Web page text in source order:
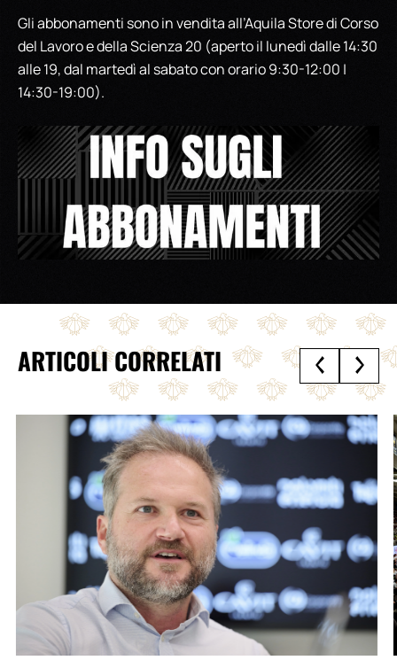
Gli abbonamenti sono in vendita all’Aquila Store di Corso
del Lavoro e della Scienza 20 (aperto il lunedì dalle 14:30
alle 19, dal martedì al sabato con orario 9:30-12:00 |
14:30-19:00).
ARTICOLI CORRELATI